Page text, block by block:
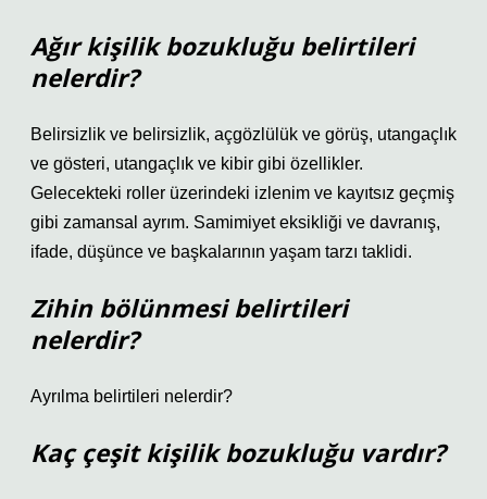
Ağır kişilik bozukluğu belirtileri
nelerdir?
Belirsizlik ve belirsizlik, açgözlülük ve görüş, utangaçlık
ve gösteri, utangaçlık ve kibir gibi özellikler.
Gelecekteki roller üzerindeki izlenim ve kayıtsız geçmiş
gibi zamansal ayrım. Samimiyet eksikliği ve davranış,
ifade, düşünce ve başkalarının yaşam tarzı taklidi.
Zihin bölünmesi belirtileri
nelerdir?
Ayrılma belirtileri nelerdir?
Kaç çeşit kişilik bozukluğu vardır?